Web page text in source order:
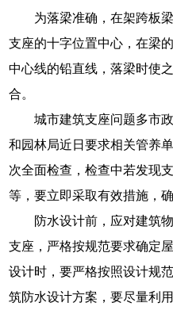
为落梁准确，在架跨板
支座的十字位置中心，在梁
中心线的铅直线，落梁时使
合。
城市建筑支座问题多市
和园林局近日要求相关管养
次全面检查，检查中若发现
等，要立即采取有效措施，
防水设计前，应对建筑
支座，严格按规范要求确定
设计时，要严格按照设计规
筑防水设计方案，要尽量利